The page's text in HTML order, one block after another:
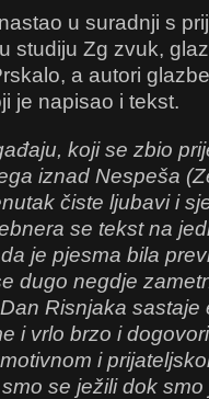
u suradnji s
studiju Zg zvuk,
a autori
je napisao i tekst.
koji se zbio
iznad Nespeša
čiste ljubavi i
se tekst na
je pjesma bila
dugo negdje
Risnjaka sastaje
i vrlo brzo i
i
se ježili dok smo